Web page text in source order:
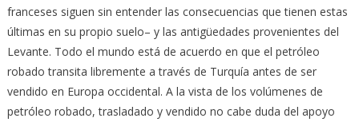
franceses siguen sin entender las consecuencias que tienen estas
últimas en su propio suelo– y las antigüedades provenientes del
Levante. Todo el mundo está de acuerdo en que el petróleo
robado transita libremente a través de Turquía antes de ser
vendido en Europa occidental. A la vista de los volúmenes de
petróleo robado, trasladado y vendido no cabe duda del apoyo